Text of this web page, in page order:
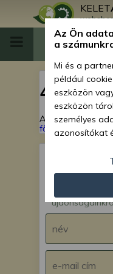
KELET
404
A keresett oldal
főoldalra
IRATKOZZ
Értesülj
Az Ön
a
Mi és a
például
eszközön
eszközön
személyes
azonosítókat
személyre
tartalom
gyűjtéséhez,
javításához.
módszerrel
adatokat és